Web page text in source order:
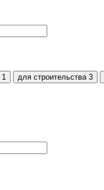
1 для строительства 3